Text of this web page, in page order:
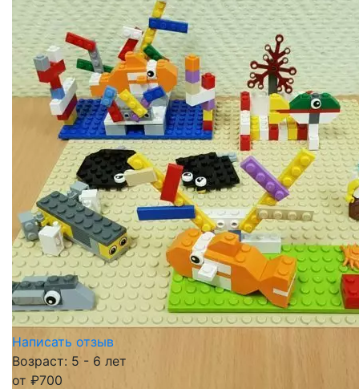
Написать отзыв
Возраст: 5 - 6 лет
от ₽700